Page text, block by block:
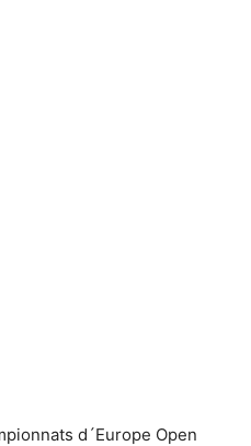
d´Europe Open